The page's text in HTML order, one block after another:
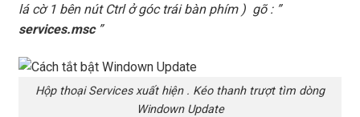
lá cờ 1 bên nút Ctrl ở góc trái bàn phím ) gõ : ”
services.msc”
Hộp thoại Services xuất hiện . Kéo thanh trượt tìm dòng
Windown Update